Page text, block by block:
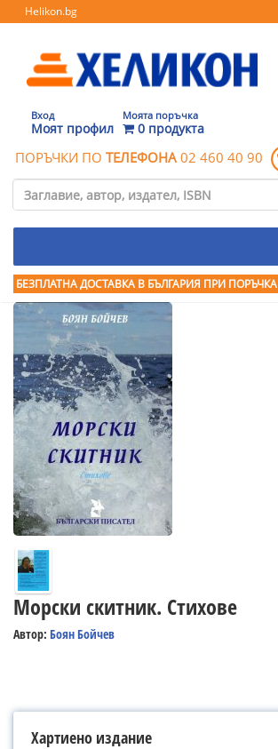
Helikon.bg
Вход
Моят профил
Моята поръчка
0 продукта
ПОРЪЧКИ ПО ТЕЛЕФОНА 02 460 40 90
БЕЗПЛАТНА ДОСТАВКА В БЪЛГАРИЯ ПРИ ПОРЪЧКА
Морски скитник. Стихове
Автор: Боян Бойчев
Хартиено издание